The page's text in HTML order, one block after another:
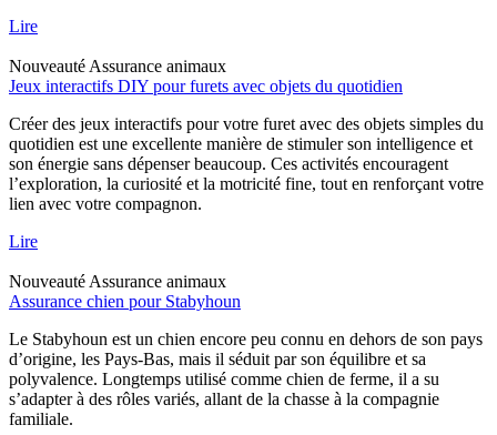
Lire
Nouveauté Assurance animaux
Jeux interactifs DIY pour furets avec objets du quotidien
Créer des jeux interactifs pour votre furet avec des objets simples du
quotidien est une excellente manière de stimuler son intelligence et
son énergie sans dépenser beaucoup. Ces activités encouragent
l’exploration, la curiosité et la motricité fine, tout en renforçant votre
lien avec votre compagnon.
Lire
Nouveauté Assurance animaux
Assurance chien pour Stabyhoun
Le Stabyhoun est un chien encore peu connu en dehors de son pays
d’origine, les Pays-Bas, mais il séduit par son équilibre et sa
polyvalence. Longtemps utilisé comme chien de ferme, il a su
s’adapter à des rôles variés, allant de la chasse à la compagnie
familiale.